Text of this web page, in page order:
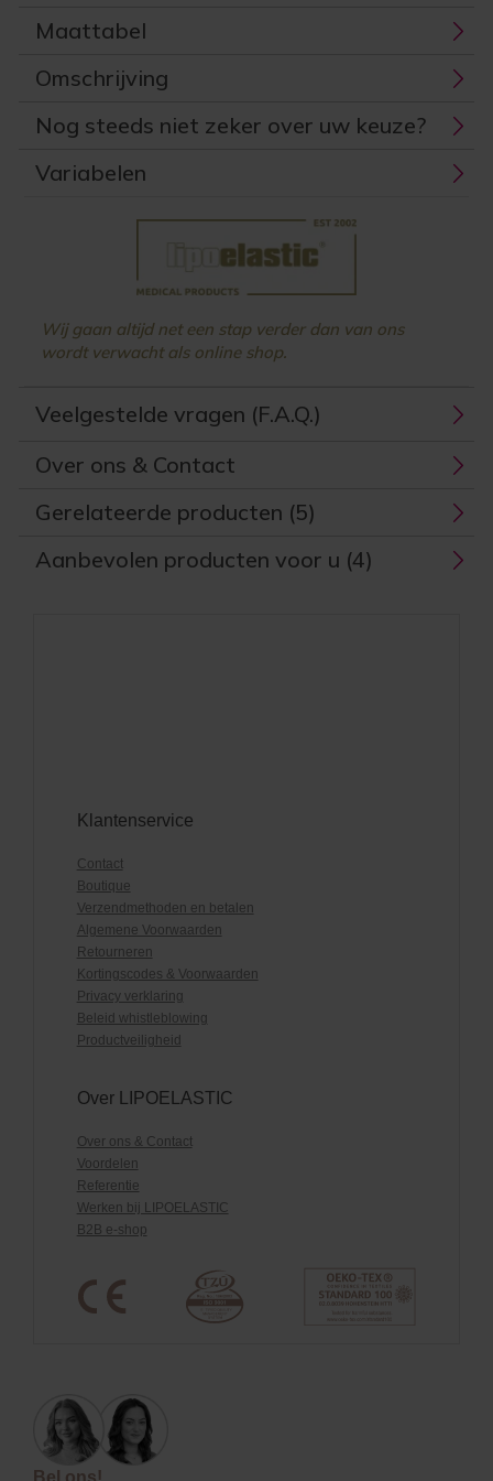
Maattabel
Omschrijving
Nog steeds niet zeker over uw keuze?
Variabelen
Wij gaan altijd net een stap verder dan van ons
wordt verwacht als online shop.
Veelgestelde vragen (F.A.Q.)
Over ons & Contact
Gerelateerde producten (5)
Aanbevolen producten voor u (4)
Klantenservice
Contact
Boutique
Verzendmethoden en betalen
Algemene Voorwaarden
Retourneren
Kortingscodes & Voorwaarden
Privacy verklaring
Beleid whistleblowing
Productveiligheid
Over LIPOELASTIC
Over ons & Contact
Voordelen
Referentie
Werken bij LIPOELASTIC
B2B e-shop